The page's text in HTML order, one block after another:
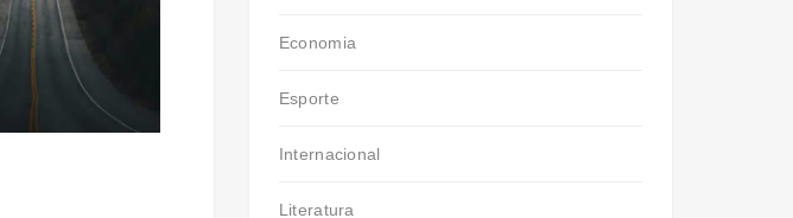
Economia
Esporte
Internacional
Literatura